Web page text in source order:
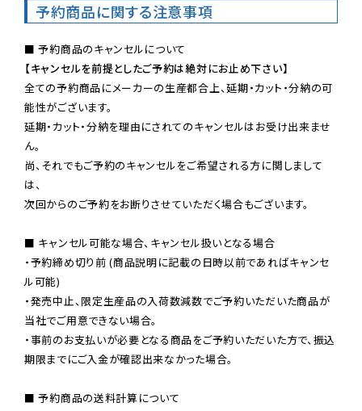
予約商品に関する注意事項
【キャンセルを前提としたご予約は絶対にお止め下さい】
全ての予約商品にメーカーの生産都合上、延期・カット・分納の可
能性がございます。
延期・カット・分納を理由にされてのキャンセルはお受け出来ませ
ん。
尚、それでもご予約のキャンセルをご希望される方に関しまして
は、
次回からのご予約をお断りさせていただく場合もございます。
■ キャンセル可能な場合、キャンセル扱いとなる場合
・予約締め切り前 (商品説明に記載の日時以前であればキャンセ
ル可能)
・発売中止、限定生産品の入荷数減数でご予約いただいた商品が
当社でご用意できない場合。
・事前のお支払いが必要となる商品をご予約いただいた方で、振込
期限までにご入金が確認出来なかった場合。
■ 予約商品の送料計算について